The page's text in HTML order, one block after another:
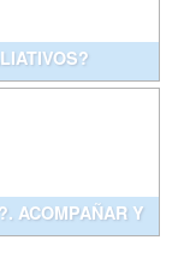
ACOMPAÑAR Y